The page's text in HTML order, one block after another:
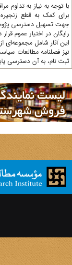
کمک به قطع
تسهیل دسترسی
در اختیار عموم قرار
آثار شامل مجموعه‌ای از
فصلنامه مطالعات
نام، به آن دسترسی یابند.